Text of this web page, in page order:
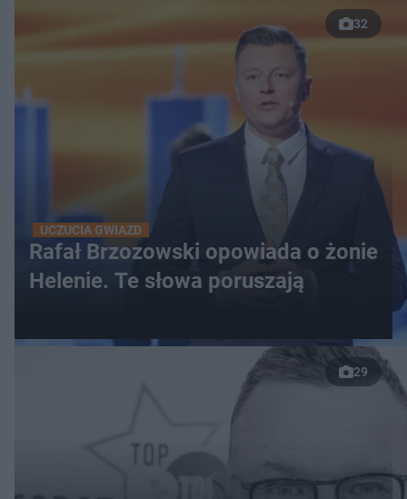
32
UCZUCIA GWIAZD
Rafał Brzozowski opowiada o żonie
Helenie. Te słowa poruszają
29